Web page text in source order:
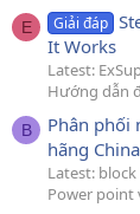
E Giải đáp
It Works
Latest:
Hướng dẫn
B
Phân phối
hãng
Latest:
Power point